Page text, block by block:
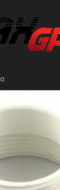
internetowyShoper.pl